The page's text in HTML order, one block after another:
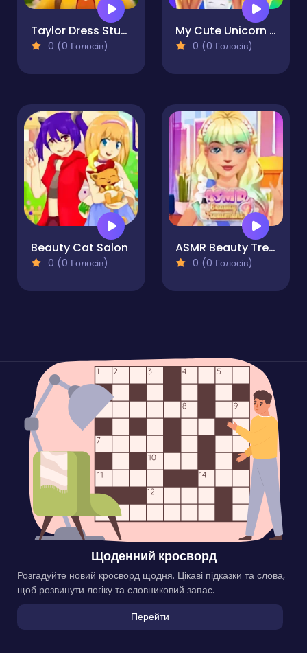
Taylor Dress Studio Preppy & Wild West & Glam
0 (0 Голосів)
My Cute Unicorn Fashion Dress Up
0 (0 Голосів)
Beauty Cat Salon
0 (0 Голосів)
ASMR Beauty Treatment
0 (0 Голосів)
Щоденний кросворд
Розгадуйте новий кросворд щодня. Цікаві підказки та слова,
щоб розвинути логіку та словниковий запас.
Перейти